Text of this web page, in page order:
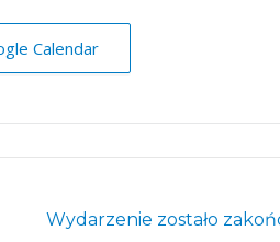
Calendar
Wydarzenie zostało